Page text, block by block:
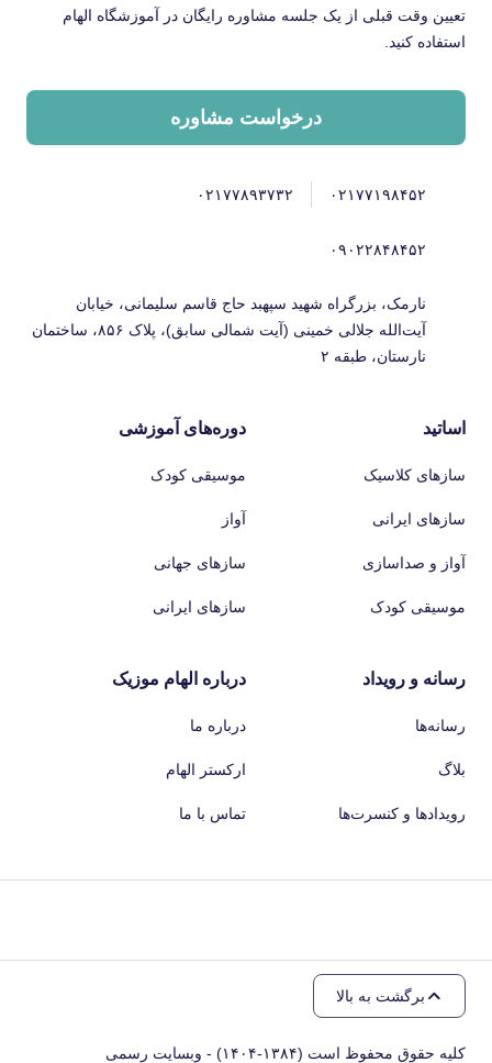
تعیین وقت قبلی از یک جلسه مشاوره رایگان در آموزشگاه الهام
استفاده کنید.
درخواست مشاوره
۰۲۱۷۷۱۹۸۴۵۲ ۰۲۱۷۷۸۹۳۷۳۲
۰۹۰۲۲۸۴۸۴۵۲
نارمک، بزرگراه شهید سپهبد حاج قاسم سلیمانی، خیابان
آیت‌الله جلالی خمینی (آیت شمالی سابق)، پلاک ۸۵۶، ساختمان
نارستان، طبقه ۲
اساتید
سازهای کلاسیک
سازهای ایرانی
آواز و صداسازی
موسیقی کودک
دوره‌های آموزشی
موسیقی کودک
آواز
سازهای جهانی
سازهای ایرانی
رسانه و رویداد
رسانه‌ها
بلاگ
رویدادها و کنسرت‌ها
درباره الهام موزیک
درباره ما
ارکستر الهام
تماس با ما
برگشت به بالا
کلیه حقوق محفوظ است (۱۳۸۴-۱۴۰۴) - وبسایت رسمی